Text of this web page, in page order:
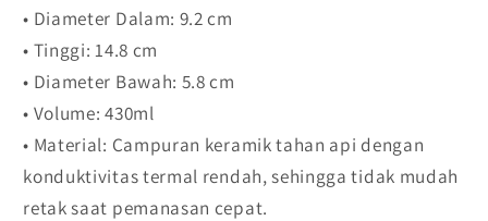
• Diameter Dalam: 9.2 cm
• Tinggi: 14.8 cm
• Diameter Bawah: 5.8 cm
• Volume: 430ml
• Material: Campuran keramik tahan api dengan
konduktivitas termal rendah, sehingga tidak mudah
retak saat pemanasan cepat.